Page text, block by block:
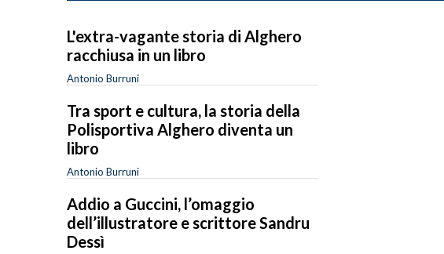
L'extra-vagante storia di Alghero
racchiusa in un libro
Antonio Burruni
Tra sport e cultura, la storia della
Polisportiva Alghero diventa un
libro
Antonio Burruni
Addio a Guccini, l’omaggio
dell’illustratore e scrittore Sandru
Dessì